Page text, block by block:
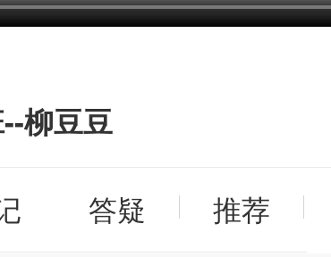
柳豆豆
答疑 推荐